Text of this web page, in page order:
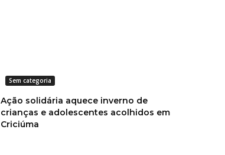
Sem categoria
Ação solidária aquece inverno de
crianças e adolescentes acolhidos em
Criciúma